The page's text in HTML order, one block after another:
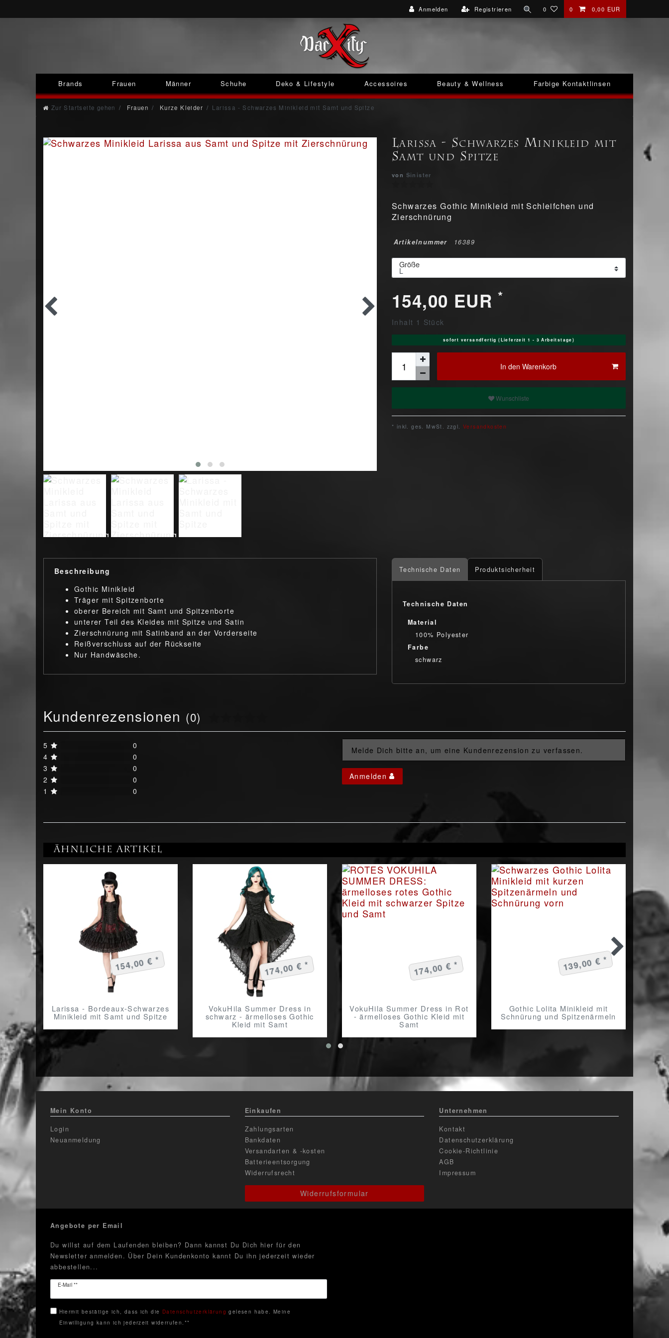
Anmelden Registrieren 0 0 0,00 EUR
Brands Frauen Männer Schuhe Deko & Lifestyle Accessoires Beauty & Wellness Farbige Kontaktlinsen
Zur Startseite gehen Frauen Kurze Kleider Larissa - Schwarzes Minikleid mit Samt und Spitze
Larissa - Schwarzes Minikleid mit
Samt und Spitze
von Sinister
Schwarzes Gothic Minikleid mit Schleifchen und
Zierschnürung
Artikelnummer 16389
Größe
154,00 EUR*
Inhalt 1 Stück
sofort versandfertig (Lieferzeit 1 - 3 Arbeitstage)
In den Warenkorb
Wunschliste
* inkl. ges. MwSt. zzgl. Versandkosten
Beschreibung
Gothic Minikleid
Träger mit Spitzenborte
oberer Bereich mit Samt und Spitzenborte
unterer Teil des Kleides mit Spitze und Satin
Zierschnürung mit Satinband an der Vorderseite
Reißverschluss auf der Rückseite
Nur Handwäsche.
Technische Daten Produktsicherheit
Technische Daten
Material
100% Polyester
Farbe
schwarz
Kundenrezensionen (0)
5
0
4
0
3
0
2
0
1
0
Melde Dich bitte an, um eine Kundenrezension zu verfassen.
Anmelden
Ähnliche Artikel
Larissa - Bordeaux-Schwarzes
Minikleid mit Samt und Spitze
154,00 € *
VokuHila Summer Dress in
schwarz - ärmelloses Gothic
Kleid mit Samt
174,00 € *
VokuHila Summer Dress in Rot
- ärmelloses Gothic Kleid mit
Samt
174,00 € *
Gothic Lolita Minikleid mit
Schnürung und Spitzenärmeln
139,00 € *
Mein Konto
Login
Neuanmeldung
Einkaufen
Zahlungsarten
Bankdaten
Versandarten & -kosten
Batterieentsorgung
Widerrufsrecht
Widerrufsformular
Unternehmen
Kontakt
Datenschutzerklärung
Cookie-Richtlinie
AGB
Impressum
Angebote per Email
Du willst auf dem Laufenden bleiben? Dann kannst Du Dich hier für den
Newsletter anmelden. Über Dein Kundenkonto kannt Du ihn jederzeit wieder
abbestellen...
E-Mail **
Newsletter
Hiermit bestätige ich, dass ich die Daten­schutz­erklärung gelesen habe. Meine
Einwilligung kann ich jederzeit widerrufen.**